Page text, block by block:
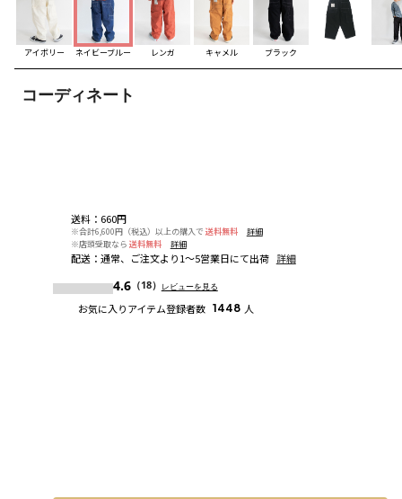
アイボリー ネイビーブルー レンガ キャメル ブラック
コーディネート
送料： 660円
※合計6,600円（税込）以上の購入で 送料無料
詳細
※店頭受取なら 送料無料 詳細
配送： 通常、ご注文より1～5営業日にて出荷 詳細
4.6（18） レビューを見る
お気に入りアイテム登録者数 1448 人